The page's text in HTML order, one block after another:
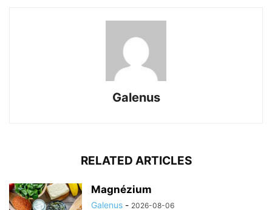
Galenus
RELATED ARTICLES
Magnézium
Galenus - 2026-08-06